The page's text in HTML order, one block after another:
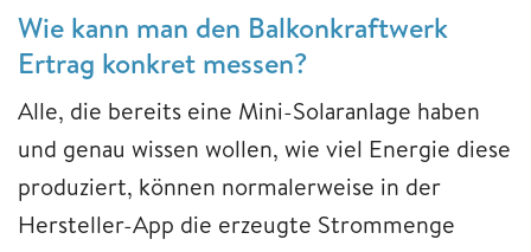
Wie kann man den Balkonkraftwerk
Ertrag konkret messen?
Alle, die bereits eine Mini-Solaranlage haben
und genau wissen wollen, wie viel Energie diese
produziert, können normalerweise in der
Hersteller-App die erzeugte Strommenge